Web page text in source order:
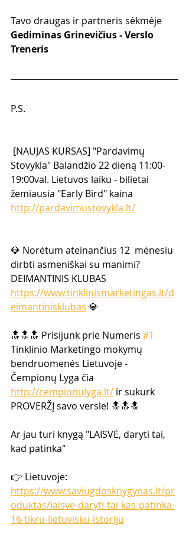
Tavo draugas ir partneris sėkmėje
Gediminas Grinevičius - Verslo
Treneris
P.S.
Stovykla" Balandžio 22 dieną 11:00-
19:00val. Lietuvos laiku - bilietai
žemiausia "Early Bird" kaina
http://pardavimustovykla.lt/
💎 Norėtum ateinančius 12  mėnesiu
dirbti asmeniškai su manimi?
DEIMANTINIS KLUBAS
https://www.tinklinismarketingas.lt/d
eimantinisklubas 💎
🔝🔝🔝 Prisijunk prie Numeris #1
Tinklinio Marketingo mokymų
bendruomenės Lietuvoje -
Čempionų Lyga čia
http://cempionulyga.lt/ ir sukurk
PROVERŽĮ savo versle! 🔝🔝🔝
Ar jau turi knygą "LAISVĖ, daryti tai,
kad patinka"
👉 Lietuvoje:
https://www.saviugdosknygynas.lt/pr
oduktas/laisve-daryti-tai-kas-patinka-
16-tikru-lietuvisku-istoriju